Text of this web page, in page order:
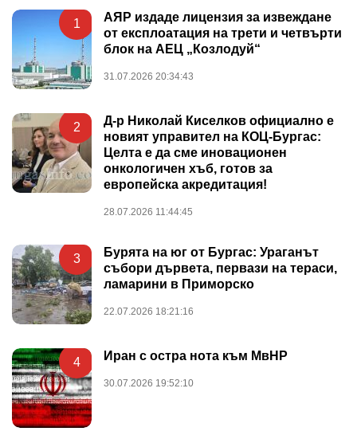
1
АЯР издаде лицензия за извеждане
от експлоатация на трети и четвърти
блок на АЕЦ „Козлодуй“
31.07.2026 20:34:43
2
Д-р Николай Киселков официално е
новият управител на КОЦ-Бургас:
Целта е да сме иновационен
онкологичен хъб, готов за
европейска акредитация!
28.07.2026 11:44:45
3
Бурята на юг от Бургас: Ураганът
събори дървета, первази на тераси,
ламарини в Приморско
22.07.2026 18:21:16
4 Иран с остра нота към МвНР
30.07.2026 19:52:10